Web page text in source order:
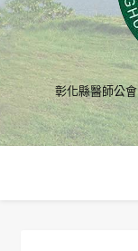
彰化縣醫師公